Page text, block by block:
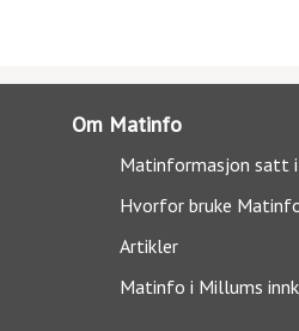
Om Matinfo
Matinformasjon satt
Hvorfor bruke
Artikler
Matinfo i Millums